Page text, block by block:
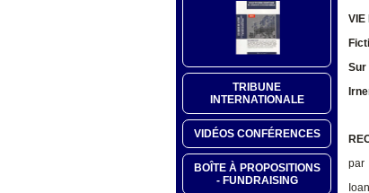
TRIBUNE
INTERNATIONALE
VIDÉOS CONFÉRENCES
BOÎTE À PROPOSITIONS
- FUNDRAISING
VIE
Sur
par